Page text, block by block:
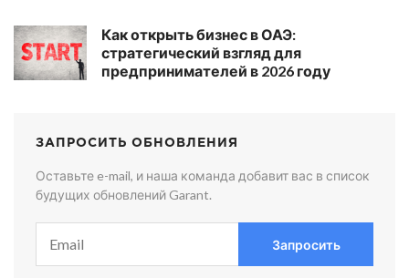
Как открыть бизнес в ОАЭ:
стратегический взгляд для
предпринимателей в 2026 году
ЗАПРОСИТЬ ОБНОВЛЕНИЯ
Оставьте e-mail, и наша команда добавит вас в список
будущих обновлений Garant.
Запросить